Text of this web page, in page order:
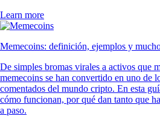
Learn more
Memecoins: definición, ejemplos y
De simples bromas virales a activos que
memecoins se han convertido en uno de
comentados del mundo cripto. En esta
cómo funcionan, por qué dan tanto que
a paso.